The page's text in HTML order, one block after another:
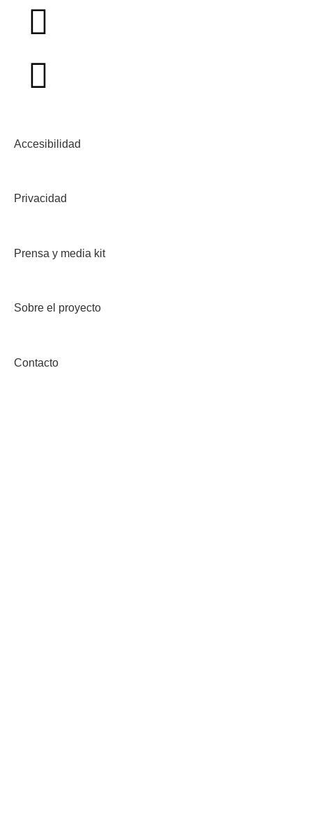
Contacto
Sobre el proyecto
Prensa y media kit
Privacidad
Accesibilidad